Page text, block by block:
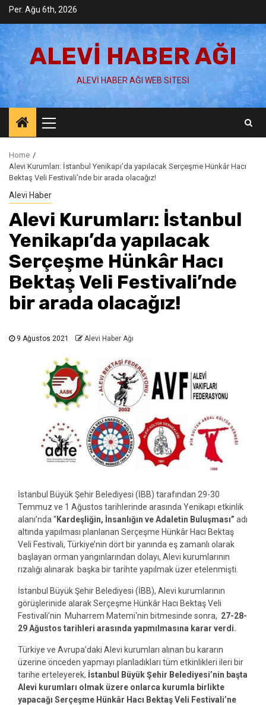
Skip
content
Per. Ağu 6th, 2026
ALEVI HABER AĞI
ALEVI HABER AĞI WEB SITESI
Menu
Home
Alevi Kurumları: İstanbul Yenikapı’da yapılacak Serçeşme Hünkâr Hacı
Bektaş Veli Festivali’nde bir arada olacağız!
Alevi Haber
Alevi Kurumları: İstanbul
Yenikapı’da yapılacak
Serçeşme Hünkâr Hacı
Bektaş Veli Festivali’nde
bir arada olacağız!
9 Ağustos 2021 Alevi Haber Ağı
İstanbul Büyük Şehir Belediyesi (İBB) tarafından 29-30
Temmuz ve 1 Ağustos tarihlerinde arasında Yenikapı etkinlik
alanı’nda “Kardeşliğin, İnsanlığın ve Adaletin Buluşması” adı
altında yapılması planlanan Serçeşme Hünkâr Hacı Bektaş
Veli Festivali, Türkiye’nin dört bir yanında eş zamanlı olarak
başlayan orman yangınlarından dolayı, Alevi kurumlarının
rızalığı alınarak başka bir tarihte yapılmak üzer etelenmişti.
İstanbul Büyük Şehir Belediyesi (İBB), Alevi kurumlarının
görüşlerinide alarak Serçeşme Hünkâr Hacı Bektaş Veli
Festivali’nin Muharrem Matemi‘nin bitmesinde sonra, 27-28-
29 Ağustos tarihleri arasında yapmılmasına karar verdi.
Türkiye ve Avrupa’daki Alevi kurumları alınan bu kararın
üzerine önceden yapmayı planladıkları tüm etkinlikleri ileri bir
tarihe erteleyerek, İstanbul Büyük Şehir Belediyesi’nin başta
Alevi kurumları olmak üzere onlarca kurumla birlikte
yapacağı Serçeşme Hünkâr Hacı Bektaş Veli Festivali’ne